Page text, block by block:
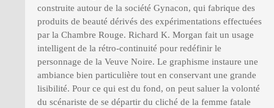
construite autour de la société Gynacon, qui fabrique des
produits de beauté dérivés des expérimentations effectuées
par la Chambre Rouge. Richard K. Morgan fait un usage
intelligent de la rétro-continuité pour redéfinir le
personnage de la Veuve Noire. Le graphisme instaure une
ambiance bien particulière tout en conservant une grande
lisibilité. Pour ce qui est du fond, on peut saluer la volonté
du scénariste de se départir du cliché de la femme fatale